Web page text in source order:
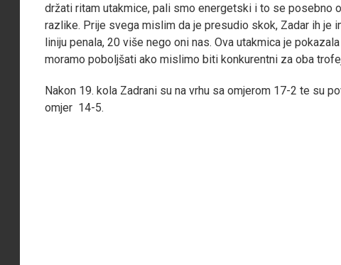
držati ritam utakmice, pali smo energetski i to se posebno
razlike. Prije svega mislim da je presudio skok, Zadar ih je
liniju penala, 20 više nego oni nas. Ova utakmica je
moramo poboljšati ako mislimo biti konkurentni za oba
Nakon 19. kola Zadrani su na vrhu sa omjerom 17-2 te su
omjer 14-5.